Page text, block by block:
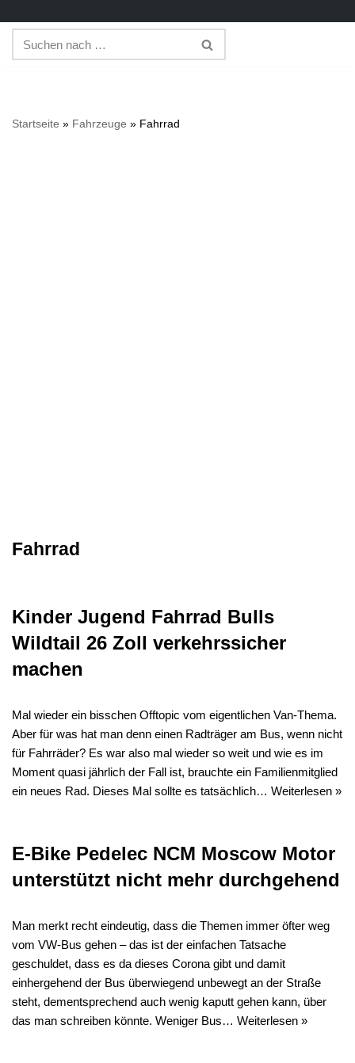
Zum
Inhalt
Startseite » Fahrzeuge » Fahrrad
Fahrrad
Kinder Jugend Fahrrad Bulls
Wildtail 26 Zoll verkehrssicher
machen
Mal wieder ein bisschen Offtopic vom eigentlichen Van-Thema.
Aber für was hat man denn einen Radträger am Bus, wenn nicht
für Fahrräder? Es war also mal wieder so weit und wie es im
Moment quasi jährlich der Fall ist, brauchte ein Familienmitglied
ein neues Rad. Dieses Mal sollte es tatsächlich… Weiterlesen »
E-Bike Pedelec NCM Moscow Motor
unterstützt nicht mehr durchgehend
Man merkt recht eindeutig, dass die Themen immer öfter weg
vom VW-Bus gehen – das ist der einfachen Tatsache
geschuldet, dass es da dieses Corona gibt und damit
einhergehend der Bus überwiegend unbewegt an der Straße
steht, dementsprechend auch wenig kaputt gehen kann, über
das man schreiben könnte. Weniger Bus… Weiterlesen »